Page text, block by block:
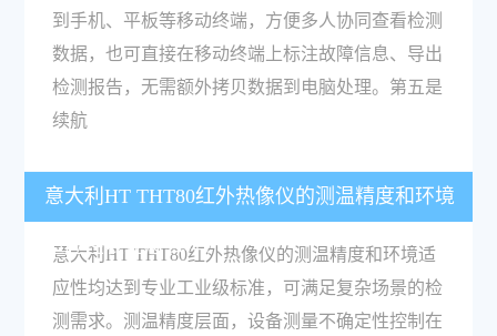
到手机、平板等移动终端，方便多人协同查看检测
数据，也可直接在移动终端上标注故障信息、导出
检测报告，无需额外拷贝数据到电脑处理。第五是
续航
意大利HT THT80红外热像仪的测温精度和环境
适应性表现怎么样？
意大利HT THT80红外热像仪的测温精度和环境适
应性均达到专业工业级标准，可满足复杂场景的检
测需求。测温精度层面，设备测量不确定性控制在